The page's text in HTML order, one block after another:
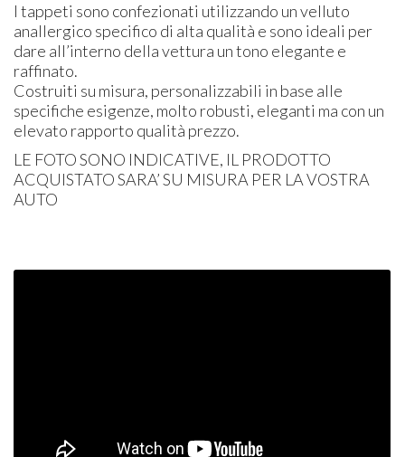
I tappeti sono confezionati utilizzando un velluto
anallergico specifico di alta qualità e sono ideali per
dare all’interno della vettura un tono elegante e
raffinato.
Costruiti su misura, personalizzabili in base alle
specifiche esigenze, molto robusti, eleganti ma con un
elevato rapporto qualità prezzo.
LE FOTOSONO INDICATIVE, IL PRODOTTO
ACQUISTATOSARA’ SU MISURA PER LAVOSTRA
AUTO